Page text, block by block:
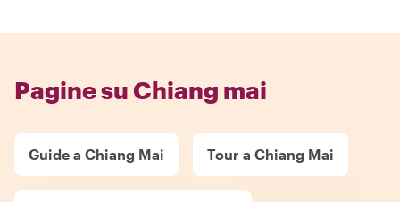
Pagine su Chiang mai
Guide a Chiang Mai Tour a Chiang Mai